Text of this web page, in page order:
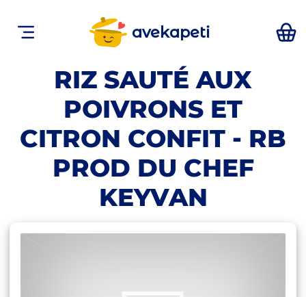
avekapeti
RIZ SAUTÉ AUX
POIVRONS ET
CITRON CONFIT - RB
PROD DU CHEF
KEYVAN